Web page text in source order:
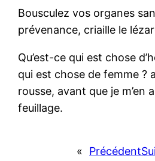
Bousculez vos organes
prévenance, criaille le
Qu’est-ce qui est chose
qui est chose de femme ?
rousse, avant que je m’en
feuillage.
« Précédent